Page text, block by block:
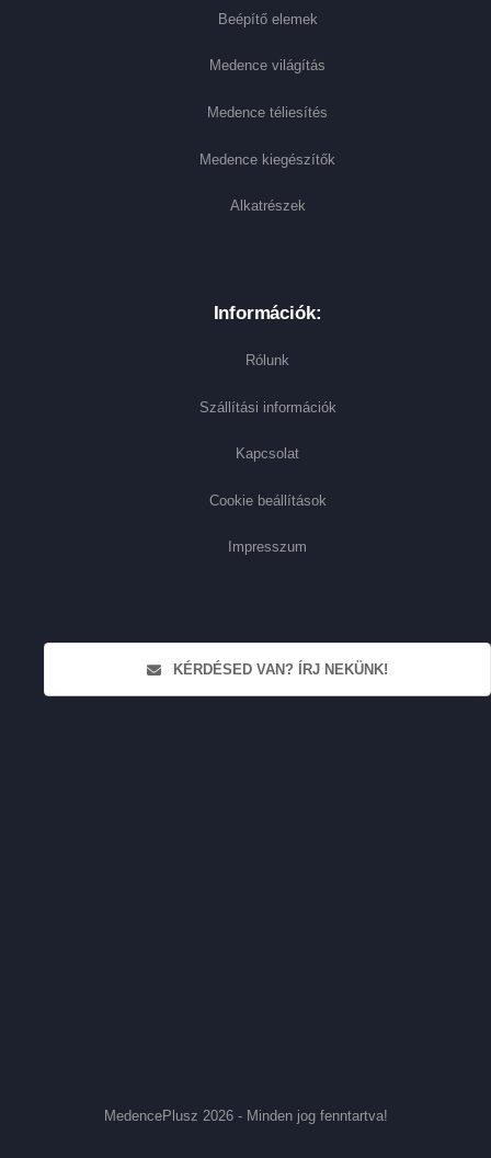
Beépítő elemek
Medence világítás
Medence téliesítés
Medence kiegészítők
Alkatrészek
Információk:
Rólunk
Szállítási információk
Kapcsolat
Cookie beállítások
Impresszum
KÉRDÉSED VAN? ÍRJ NEKÜNK!
MedencePlusz 2026 - Minden jog fenntartva!